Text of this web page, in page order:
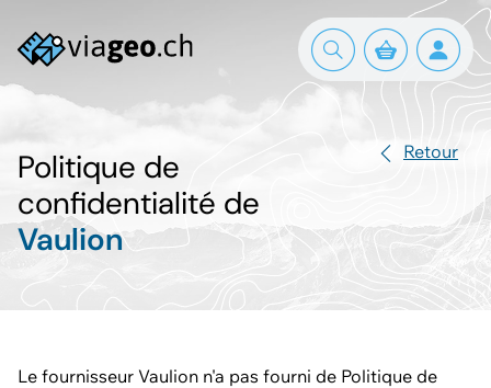
Politique de
confidentialité de
Vaulion
Retour
Le fournisseur Vaulion n'a pas fourni de Politique de